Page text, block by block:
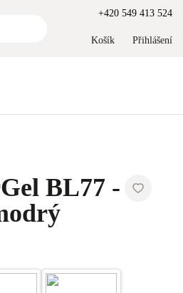
+420 549 413 524
Košík Přihlášení
BL77 -